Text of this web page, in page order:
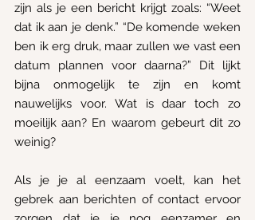
zijn als je een bericht krijgt zoals: “Weet
dat ik aan je denk.” “De komende weken
ben ik erg druk, maar zullen we vast een
datum plannen voor daarna?” Dit lijkt
bijna onmogelijk te zijn en komt
nauwelijks voor. Wat is daar toch zo
moeilijk aan? En waarom gebeurt dit zo
weinig?
Als je je al eenzaam voelt, kan het
gebrek aan berichten of contact ervoor